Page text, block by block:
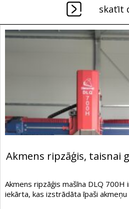
skatīt
Akmens ripzāģis, taisnai
Akmens ripzāģis mašīna DLQ
iekārta, kas izstrādāta īpaši akmeņu